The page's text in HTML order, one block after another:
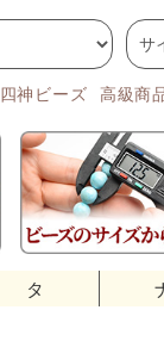
四神ビーズ 高級商
タ